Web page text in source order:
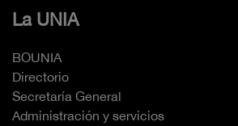
La UNIA
BOUNIA
Directorio
Secretaría General
Administración y servicios